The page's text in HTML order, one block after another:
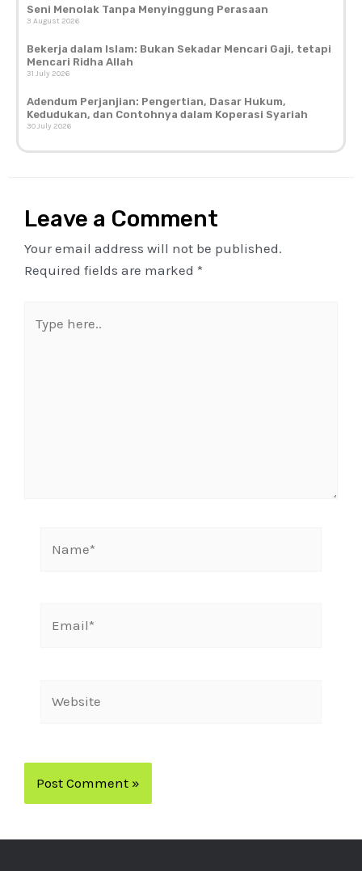
Seni Menolak Tanpa Menyinggung Perasaan
3 August 2026
Bekerja dalam Islam: Bukan Sekadar Mencari Gaji, tetapi
Mencari Ridha Allah
31 July 2026
Adendum Perjanjian: Pengertian, Dasar Hukum,
Kedudukan, dan Contohnya dalam Koperasi Syariah
30 July 2026
Leave a Comment
Your email address will not be published.
Required fields are marked *